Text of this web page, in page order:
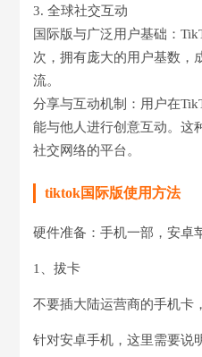
3. 全球社交互动
国际版与广泛用户基础：
次，拥有庞大的用户基数，
流。
分享与互动机制：用户在
能与他人进行创意互动。这
社交网络的平台。
tiktok国际版使用方法
硬件准备：手机一部，安卓
1、拔卡
不要插大陆运营商的手机卡
针对安卓手机，这里需要说